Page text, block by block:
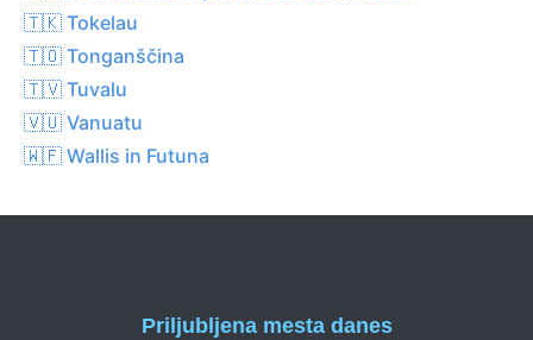
🇹🇰 Tokelau
🇹🇴 Tonganščina
🇹🇻 Tuvalu
🇻🇺 Vanuatu
🇼🇫 Wallis in Futuna
Priljubljena mesta danes